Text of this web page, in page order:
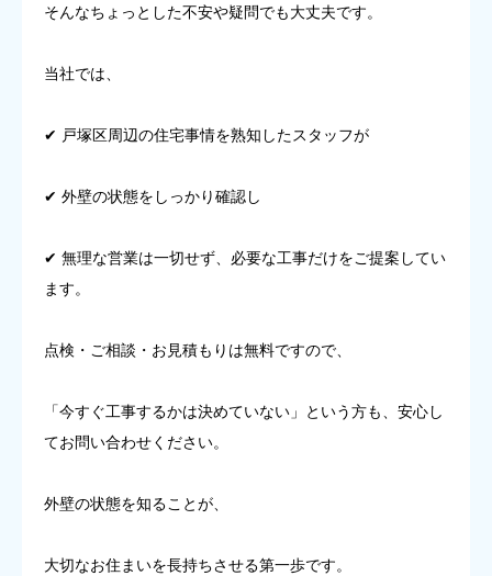
そんなちょっとした不安や疑問でも大丈夫です。
当社では、
✔ 戸塚区周辺の住宅事情を熟知したスタッフが
✔ 外壁の状態をしっかり確認し
✔ 無理な営業は一切せず、必要な工事だけをご提案してい
ます。
点検・ご相談・お見積もりは無料ですので、
「今すぐ工事するかは決めていない」という方も、安心し
てお問い合わせください。
外壁の状態を知ることが、
大切なお住まいを長持ちさせる第一歩です。